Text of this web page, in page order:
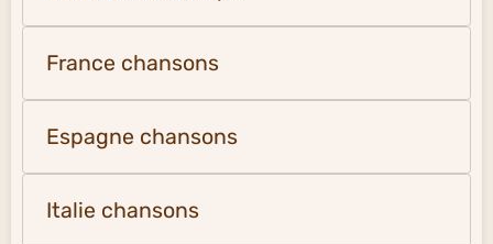
France chansons
Espagne chansons
Italie chansons